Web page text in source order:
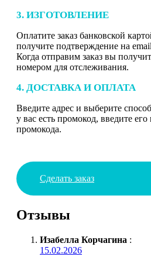
3. ИЗГОТОВЛЕНИЕ
Оплатите заказ банковской
получите подтверждение на
Когда отправим заказ вы
номером для отслеживания.
4. ДОСТАВКА И ОПЛАТА
Введите адрес и выберите
у вас есть промокод, введите
промокода.
Сделать заказ
Отзывы
Изабелла Корчагина :
15.02.2026